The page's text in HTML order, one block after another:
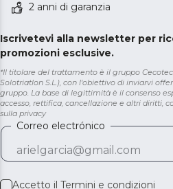
2 anni di garanzia
Iscrivetevi alla newsletter per
promozioni esclusive.
*Il titolare del trattamento è il gruppo Cecotec
Solotriatlon S.L.), con l'obiettivo di inviarvi
gruppo. La base di legittimità è il consenso
accesso, rettifica, cancellazione e altri diritti,
sulla privacy
Correo electrónico
Accetto il Termini e condizioni